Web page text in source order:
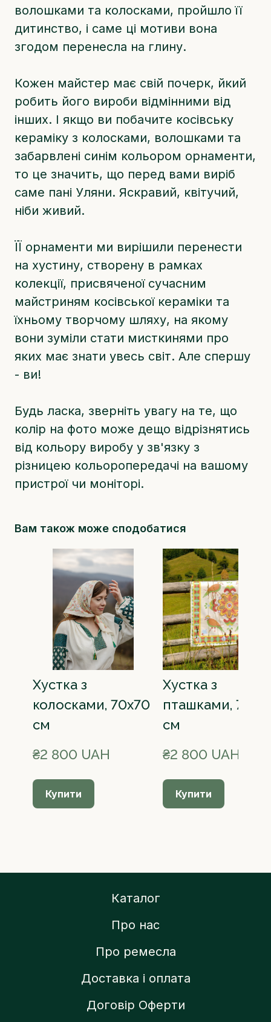
волошками та колосками, пройшло її
дитинство, і саме ці мотиви вона
згодом перенесла на глину.
Кожен майстер має свій почерк, йкий
робить його вироби відмінними від
інших. І якщо ви побачите косівську
кераміку з колосками, волошками та
забарвлені синім кольором орнаменти,
то це значить, що перед вами виріб
саме пані Уляни. Яскравий, квітучий,
ніби живий.
ЇЇ орнаменти ми вирішили перенести
на хустину, створену в рамках
колекції, присвяченої сучасним
майстриням косівської кераміки та
їхньому творчому шляху, на якому
вони зуміли стати мисткинями про
яких має знати увесь світ. Але спершу
- ви!
Будь ласка, зверніть увагу на те, що
колір на фото може дещо відрізнятись
від кольору виробу у зв'язку з
різницею кольоропередачі на вашому
пристрої чи моніторі.
Вам також може сподобатися
Хустка з
колосками, 70х70
см
₴2 800 UAH
Купити
Хустка з
пташками,
см
₴2 800 UAH
Купити
Каталог
Про нас
Про ремесла
Доставка і оплата
Договір Оферти